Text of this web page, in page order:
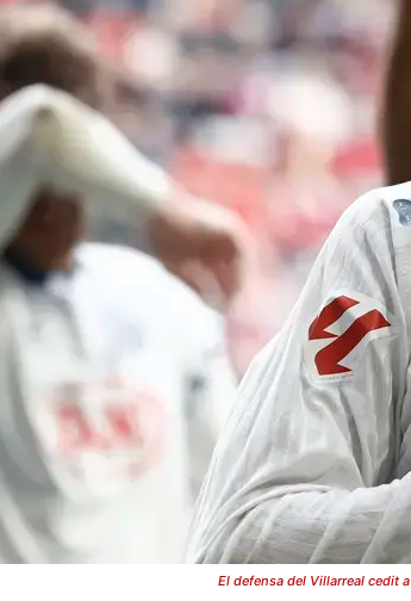
El defensa del Villarreal cedit